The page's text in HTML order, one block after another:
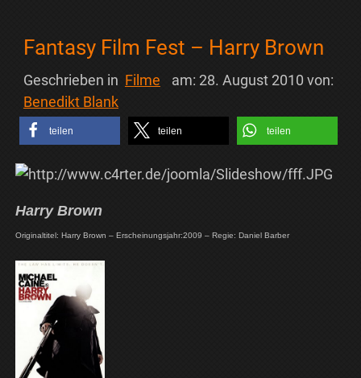
Fantasy Film Fest – Harry Brown
Geschrieben in Filme am: 28. August 2010 von:
Benedikt Blank
teilen teilen teilen
Harry Brown
Originaltitel: Harry Brown – Erscheinungsjahr:2009 – Regie: Daniel Barber